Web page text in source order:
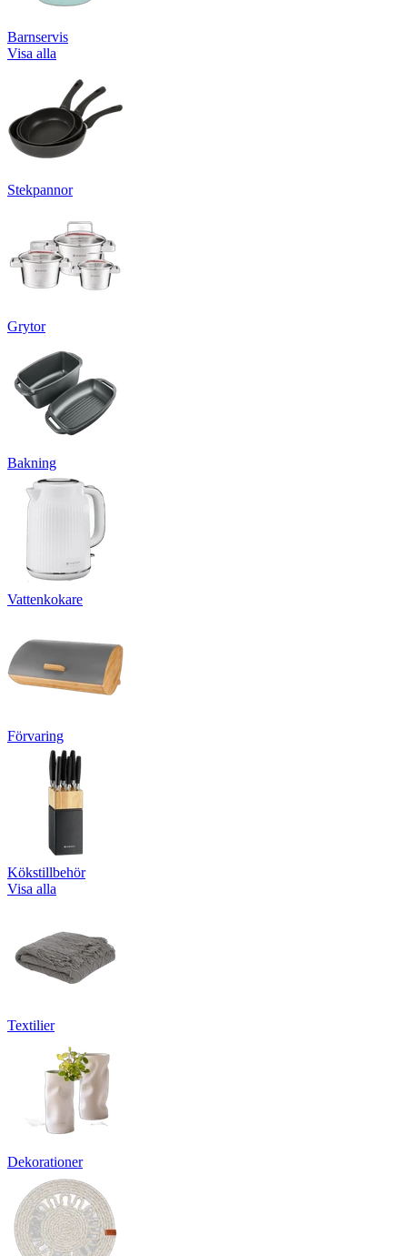
Barnservis
Visa alla
Stekpannor
Grytor
Bakning
Vattenkokare
Förvaring
Kökstillbehör
Visa alla
Textilier
Dekorationer